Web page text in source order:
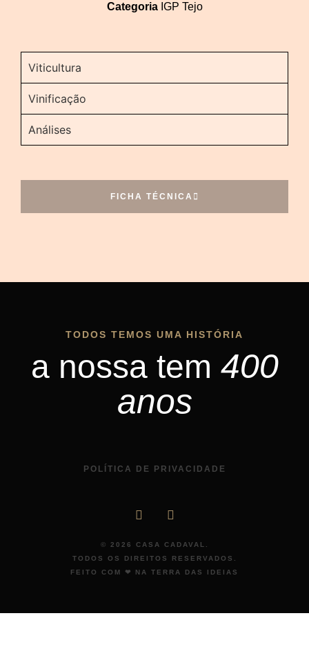
CategoriaIGP Tejo
Viticultura
Vinificação
Análises
FICHA TÉCNICA
TODOS TEMOS UMA HISTÓRIA
a nossa tem 400
anos
POLÍTICA DE PRIVACIDADE
© 2026
CASA CADAVAL.
TODOS OS DIREITOS RESERVADOS.
FEITO COM ❤ NA TERRA DAS IDEIAS